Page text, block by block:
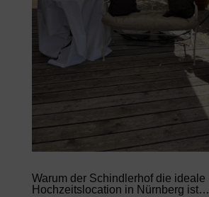
Warum der Schindlerhof die ideale
Hochzeitslocation in Nürnberg ist…